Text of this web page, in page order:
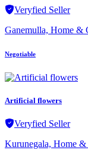
Veryfied Seller
Ganemulla, Home
Negotiable
Artificial flowers
Veryfied Seller
Kurunegala,